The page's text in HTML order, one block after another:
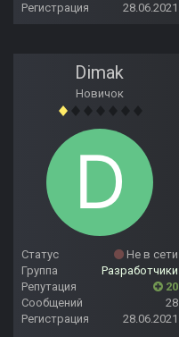
Регистрация
28.06.2021
Dimak
Новичок
Статус
Не в сети
Группа
Разработчики
Репутация
20
Сообщений
28
Регистрация
28.06.2021